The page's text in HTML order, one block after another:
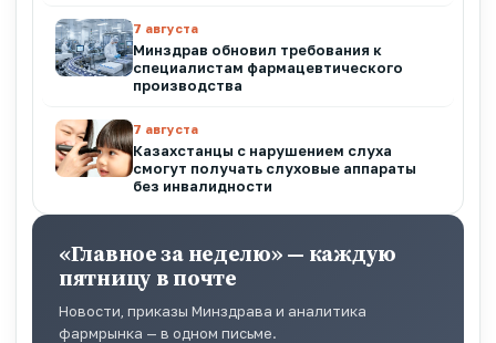
7 августа
Минздрав обновил требования к
специалистам фармацевтического
производства
7 августа
Казахстанцы с нарушением слуха
смогут получать слуховые аппараты
без инвалидности
«Главное за неделю» — каждую
пятницу в почте
Новости, приказы Минздрава и аналитика
фармрынка — в одном письме.